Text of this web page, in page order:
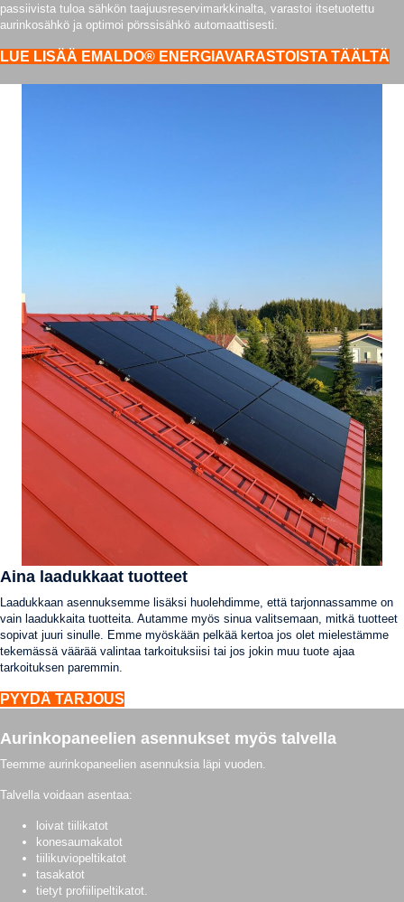
passiivista tuloa sähkön taajuusreservimarkkinalta, varastoi itsetuotettu
aurinkosähkö ja optimoi pörssisähkö automaattisesti.
LUE LISÄÄ EMALDO® ENERGIAVARASTOISTA TÄÄLTÄ
Aina laadukkaat tuotteet
Laadukkaan asennuksemme lisäksi huolehdimme, että tarjonnassamme on
vain laadukkaita tuotteita. Autamme myös sinua valitsemaan, mitkä tuotteet
sopivat juuri sinulle. Emme myöskään pelkää kertoa jos olet mielestämme
tekemässä väärää valintaa tarkoituksiisi tai jos jokin muu tuote ajaa
tarkoituksen paremmin.
PYYDÄ TARJOUS
Aurinkopaneelien asennukset myös talvella
Teemme aurinkopaneelien asennuksia läpi vuoden.
Talvella voidaan asentaa:
loivat tiilikatot
konesaumakatot
tiilikuviopeltikatot
tasakatot
tietyt profiilipeltikatot.